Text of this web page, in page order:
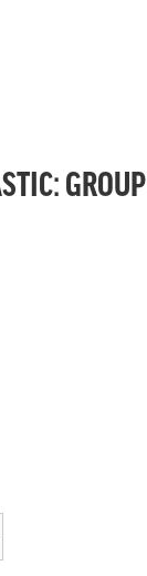
GROUP